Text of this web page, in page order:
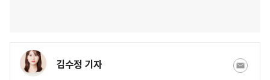
김수정 기자